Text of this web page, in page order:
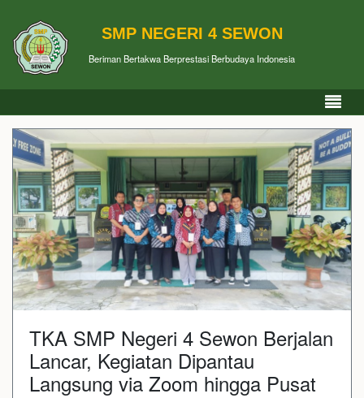
SMP NEGERI 4 SEWON
Beriman Bertakwa Berprestasi Berbudaya Indonesia
TKA SMP Negeri 4 Sewon Berjalan
Lancar, Kegiatan Dipantau
Langsung via Zoom hingga Pusat